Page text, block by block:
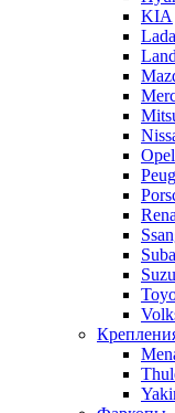
KIA
Lada
Opel